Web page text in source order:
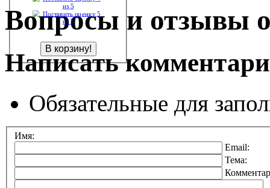
Вопросы и отзывы
Написать
Обязательные для
Имя:
Email:
Тема: